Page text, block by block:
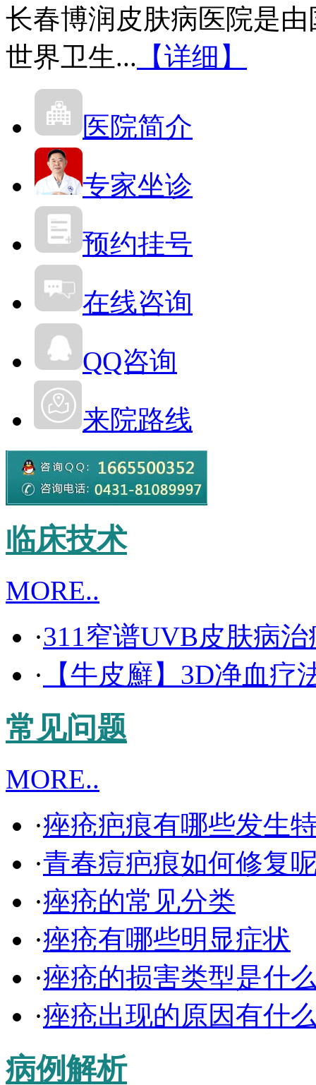
长春博润皮肤病医院是
世界卫生... 【详细】
医院简介
专家坐诊
预约挂号
在线咨询
QQ咨询
来院路线
临床技术
MORE..
·311窄谱UVB皮肤病治
· 【牛皮廯】3D净血疗
常见问题
MORE..
·痤疮疤痕有哪些发生
·青春痘疤痕如何修复
·痤疮的常见分类
·痤疮有哪些明显症状
·痤疮的损害类型是什
·痤疮出现的原因有什
病例解析